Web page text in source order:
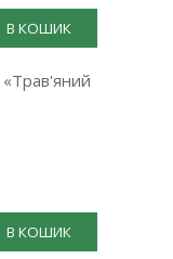
В КОШИК
В КОШИК